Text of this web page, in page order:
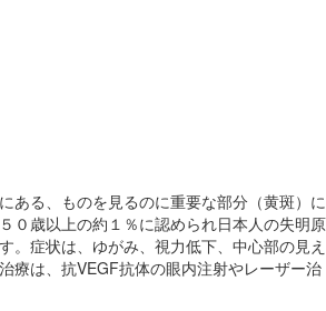
ある、ものを見るのに重要な部分（黄斑）に
０歳以上の約１％に認められ日本人の失明原
。症状は、ゆがみ、視力低下、中心部の見え
療は、抗VEGF抗体の眼内注射やレーザー治